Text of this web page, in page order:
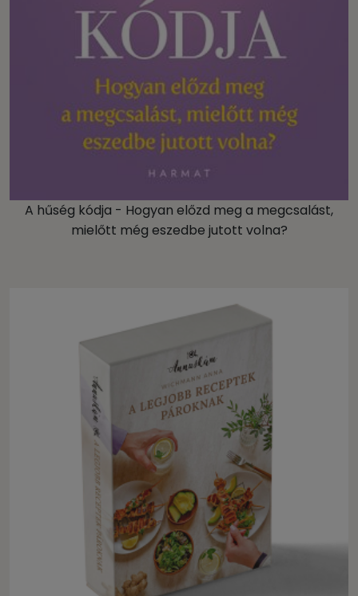
A hűség kódja - Hogyan előzd meg a megcsalást,
mielőtt még eszedbe jutott volna?